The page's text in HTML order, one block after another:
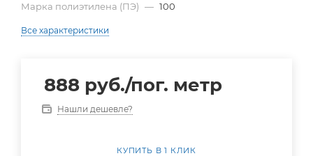
Марка полиэтилена (ПЭ) — 100
Все характеристики
888 руб./пог. метр
Нашли дешевле?
КУПИТЬ В 1 КЛИК